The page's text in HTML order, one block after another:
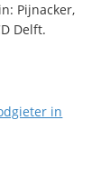
Pijnacker,
Delft.
in